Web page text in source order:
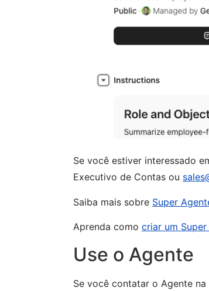
Se você estiver interessado
Executivo de Contas ou
Saiba mais sobre Super
Aprenda como criar um
Use o Agente
Se você contatar o Agente